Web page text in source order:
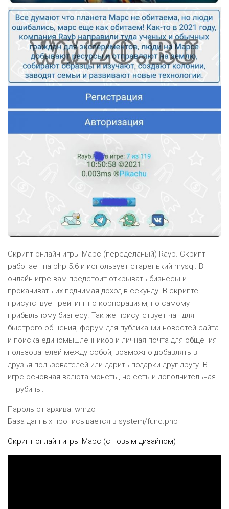
Скрипт онлайн игры Марс (переделаный) Rayb. Скрипт
работает на php 5.6 и использует старенький mysql. В
онлайн игре вам предстоит открывать бизнесы и
прокачивать их поднимая доход в секунду. В скрипте
присутствует рейтинг по корпорациям, по самому
прибыльному бизнесу. Так же присутствует чат для
быстрого общения, форум для публикации новостей сайта
и поиска единомышленников и личная почта для общения
пользователей между собой, возможно добавлять в
друзья пользователей или дарить подарки друг другу. В
игре основная валюта монеты, но есть и дополнительная
— рубины.
Пароль от архива: wmzo
База данных прописывается в system/func.php
Скрипт онлайн игры Марс (с новым дизайном)